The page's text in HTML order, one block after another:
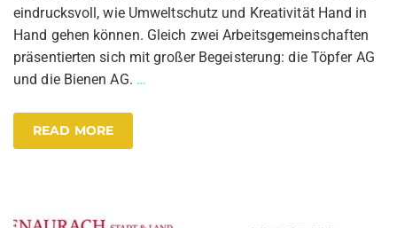
eindrucksvoll, wie Umweltschutz und Kreativität Hand in
Hand gehen können. Gleich zwei Arbeitsgemeinschaften
präsentierten sich mit großer Begeisterung: die Töpfer AG
und die Bienen AG. …
READ MORE